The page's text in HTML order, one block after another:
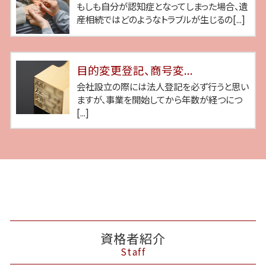
もしも自分が認知症となってしまった場合、遺
産相続ではどのようなトラブルが生じるの[...]
目的変更登記、商号変...
会社設立の際には法人登記を必ず行うと思い
ますが、事業を開始してから年数が経つにつ
[...]
資格者紹介
Staff